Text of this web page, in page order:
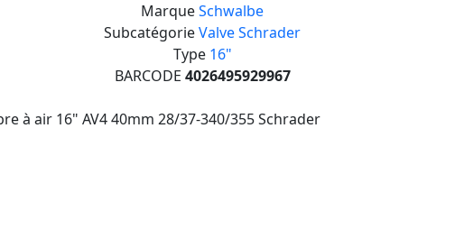
MarqueSchwalbe
SubcatégorieValve Schrader
Type 16"
BARCODE 4026495929967
à air 16" AV4 40mm 28/37-340/355 Schrader